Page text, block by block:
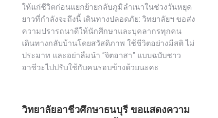
ให้แก่ชีวิตก่อนแยกย้ายกลับภูมิลำเนาในช่วงวันหยุด
ยาวที่กำลังจะถึงนี้ เดินทางปลอดภัย: วิทยาลัยฯ ขอส่ง
ความปรารถนาดีให้นักศึกษาและบุคลากรทุกคน
เดินทางกลับบ้านโดยสวัสดิภาพ ใช้ชีวิตอย่างมีสติ ไม่
ประมาท และอย่าลืมนำ “จิตอาสา” แบบฉบับชาว
อาชีวะไปปรับใช้กับคนรอบข้างด้วยนะคะ
วิทยาลัยอาชีวศึกษาธนบุรี ขอแสดงความ